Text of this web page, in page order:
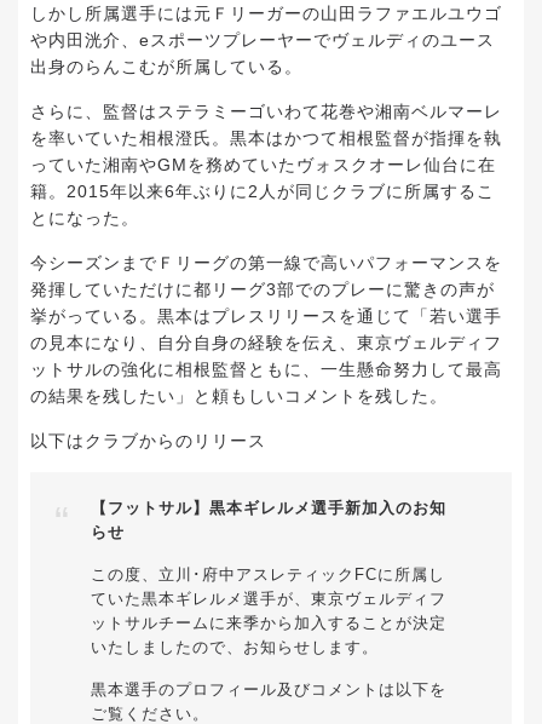
しかし所属選手には元Ｆリーガーの山田ラファエルユウゴ
や内田洸介、eスポーツプレーヤーでヴェルディのユース
出身のらんこむが所属している。
さらに、監督はステラミーゴいわて花巻や湘南ベルマーレ
を率いていた相根澄氏。黒本はかつて相根監督が指揮を執
っていた湘南やGMを務めていたヴォスクオーレ仙台に在
籍。2015年以来6年ぶりに2人が同じクラブに所属するこ
とになった。
今シーズンまでＦリーグの第一線で高いパフォーマンスを
発揮していただけに都リーグ3部でのプレーに驚きの声が
挙がっている。黒本はプレスリリースを通じて「若い選手
の見本になり、自分自身の経験を伝え、東京ヴェルディフ
ットサルの強化に相根監督ともに、一生懸命努力して最高
の結果を残したい」と頼もしいコメントを残した。
以下はクラブからのリリース
【フットサル】黒本ギレルメ選手新加入のお知
らせ
この度、立川･府中アスレティックFCに所属し
ていた黒本ギレルメ選手が、東京ヴェルディフ
ットサルチームに来季から加入することが決定
いたしましたので、お知らせします。
黒本選手のプロフィール及びコメントは以下を
ご覧ください。